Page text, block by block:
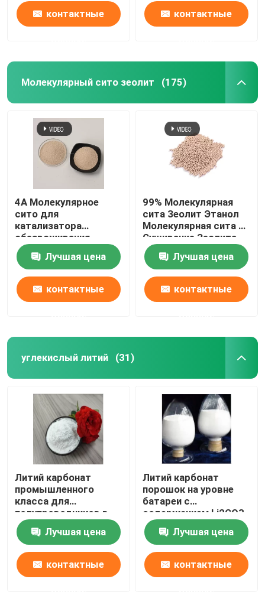
контактные контактные
Молекулярный сито зеолит (175)
4A Молекулярное
сито для
катализатора
обезвоживания
природного газа
Кислород Накс
Зеолит
Лучшая цена
контактные
99% Молекулярная
сита Зеолит Этанол
Молекулярная сита 3а
Сушивание Зеолита
Лучшая цена
контактные
углекислый литий (31)
Литий карбонат
промышленного
класса для
полупроводников в
упаковке весом 100
кг
Лучшая цена
контактные
Литий карбонат
порошок на уровне
батареи с
содержанием Li2CO3
≥ 99,5% чистоты
Лучшая цена
контактные